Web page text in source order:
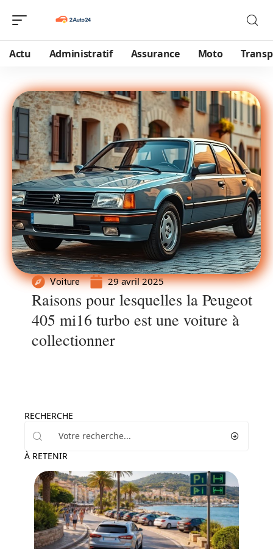
Actu Administratif Assurance Moto
Voiture 29 avril 2025
Raisons pour lesquelles la Peugeot
405 mi16 turbo est une voiture à
collectionner
RECHERCHE
À RETENIR
Actu